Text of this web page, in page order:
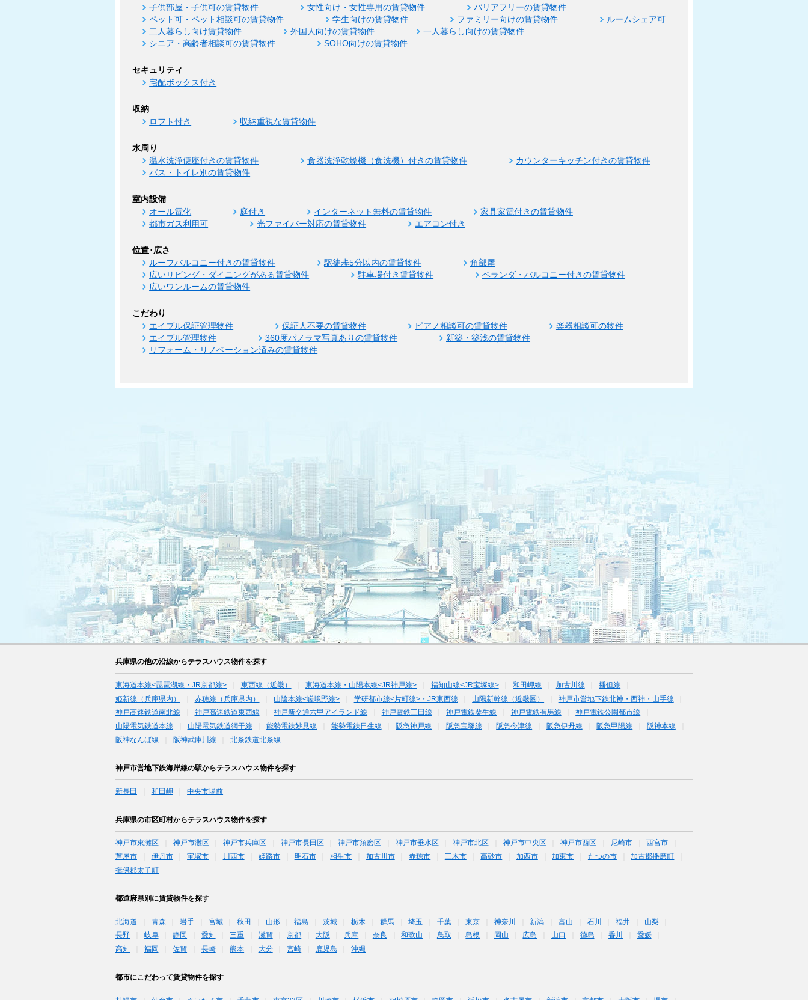
子供部屋・子供可の賃貸物件 女性向け・女性専用の賃貸物件
バリアフリーの賃貸物件
ペット可・ペット相談可の賃貸物件
学生向けの賃貸物件 ファミリー向けの賃貸物件
ルームシェア可
二人暮らし向け賃貸物件
外国人向けの賃貸物件
一人暮らし向けの賃貸物件
シニア・高齢者相談可の賃貸物件
SOHO向けの賃貸物件
セキュリティ
宅配ボックス付き
収納
ロフト付き 収納重視な賃貸物件
水周り
温水洗浄便座付きの賃貸物件 食器洗浄乾燥機（食洗機）付きの賃貸物件
カウンターキッチン付きの賃貸物件
バス・トイレ別の賃貸物件
室内設備
オール電化 庭付き インターネット無料の賃貸物件
家具家電付きの賃貸物件
都市ガス利用可
光ファイバー対応の賃貸物件 エアコン付き
位置･広さ
ルーフバルコニー付きの賃貸物件 駅徒歩5分以内の賃貸物件
角部屋
広いリビング・ダイニングがある賃貸物件
駐車場付き賃貸物件
ベランダ・バルコニー付きの賃貸物件
広いワンルームの賃貸物件
こだわり
エイブル保証管理物件 保証人不要の賃貸物件 ピアノ相談可の賃貸物件
楽器相談可の物件
エイブル管理物件
360度パノラマ写真ありの賃貸物件
新築・築浅の賃貸物件
リフォーム・リノベーション済みの賃貸物件
兵庫県の他の沿線からテラスハウス物件を探す
東海道本線<琵琶湖線・JR京都線> 東西線（近畿） 東海道本線・山陽本線<JR神戸線> 福知山線<JR宝塚線> 和田岬線 加古川線
播但線
姫新線（兵庫県内）
赤穂線（兵庫県内） 山陰本線<嵯峨野線> 学研都市線<片町線>・JR東西線 山陽新幹線（近畿圏）
神戸市営地下鉄北神・西神・山手線
神戸高速鉄道南北線
神戸高速鉄道東西線 神戸新交通六甲アイランド線 神戸電鉄三田線 神戸電鉄粟生線 神戸電鉄有馬線
神戸電鉄公園都市線
山陽電気鉄道本線
山陽電気鉄道網干線 能勢電鉄妙見線 能勢電鉄日生線 阪急神戸線 阪急宝塚線 阪急今津線 阪急伊丹線 阪急甲陽線
阪神本線
阪神なんば線
阪神武庫川線 北条鉄道北条線
神戸市営地下鉄海岸線の駅からテラスハウス物件を探す
新長田 和田岬 中央市場前
兵庫県の市区町村からテラスハウス物件を探す
神戸市東灘区 神戸市灘区 神戸市兵庫区 神戸市長田区 神戸市須磨区 神戸市垂水区 神戸市北区 神戸市中央区 神戸市西区 尼崎市
西宮市
芦屋市
伊丹市 宝塚市 川西市 姫路市 明石市 相生市 加古川市 赤穂市 三木市 高砂市 加西市 加東市 たつの市
加古郡播磨町
揖保郡太子町
都道府県別に賃貸物件を探す
北海道 青森 岩手 宮城 秋田 山形 福島 茨城 栃木 群馬 埼玉 千葉 東京 神奈川 新潟 富山 石川 福井
山梨
長野
岐阜 静岡 愛知 三重 滋賀 京都 大阪 兵庫 奈良 和歌山 鳥取 島根 岡山 広島 山口 徳島 香川
愛媛
高知
福岡 佐賀 長崎 熊本 大分 宮崎 鹿児島 沖縄
都市にこだわって賃貸物件を探す